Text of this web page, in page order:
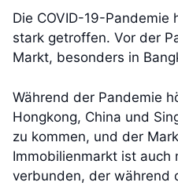
Die COVID-19-
stark getroffen. Vor der
Markt, besonders in
Während der Pandemie
Hongkong, China und
zu kommen, und der
Immobilienmarkt ist auch
verbunden, der während